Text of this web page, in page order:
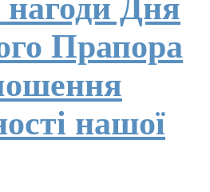
нагоди Дня
Прапора
нашої